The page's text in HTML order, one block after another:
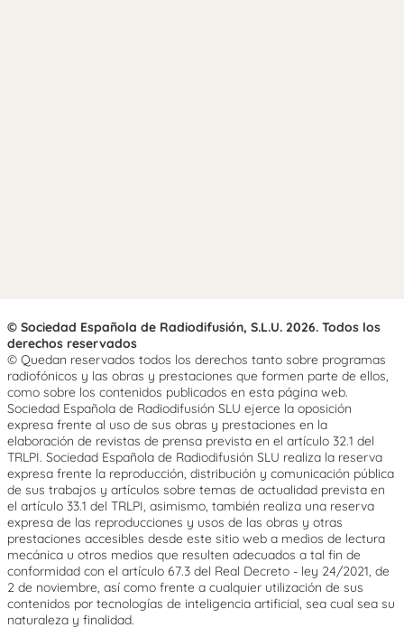
© Sociedad Española de Radiodifusión, S.L.U. 2026. Todos los
derechos reservados
© Quedan reservados todos los derechos tanto sobre programas
radiofónicos y las obras y prestaciones que formen parte de ellos,
como sobre los contenidos publicados en esta página web.
Sociedad Española de Radiodifusión SLU ejerce la oposición
expresa frente al uso de sus obras y prestaciones en la
elaboración de revistas de prensa prevista en el artículo 32.1 del
TRLPI. Sociedad Española de Radiodifusión SLU realiza la reserva
expresa frente la reproducción, distribución y comunicación pública
de sus trabajos y artículos sobre temas de actualidad prevista en
el artículo 33.1 del TRLPI, asimismo, también realiza una reserva
expresa de las reproducciones y usos de las obras y otras
prestaciones accesibles desde este sitio web a medios de lectura
mecánica u otros medios que resulten adecuados a tal fin de
conformidad con el artículo 67.3 del Real Decreto - ley 24/2021, de
2 de noviembre, así como frente a cualquier utilización de sus
contenidos por tecnologías de inteligencia artificial, sea cual sea su
naturaleza y finalidad.